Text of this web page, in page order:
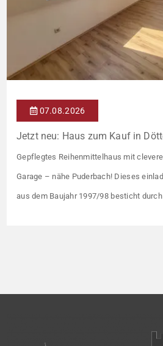
07.08.2026
Jetzt neu: Haus zum Kauf in
Gepflegtes Reihenmittelhaus mit
Garage – nähe Puderbach! Dieses
aus dem Baujahr 1997/98 besticht
Veräußert […]